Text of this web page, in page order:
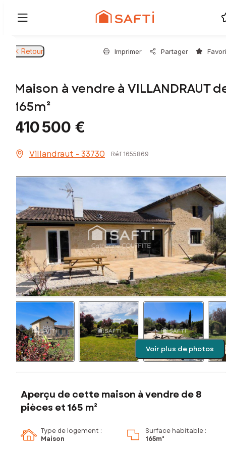
Retour Imprimer Partager
Maison à vendre à VILLANDRAUT
165m²
410 500 €
Villandraut - 33730 Réf 1655869
Voir plus de photos
Aperçu de cette maison à vendre de 8
pièces et 165 m²
Type de logement :
Maison
Surface habitable :
165m²